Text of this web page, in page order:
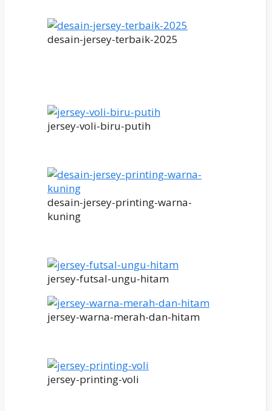
desain-jersey-terbaik-2025
jersey-voli-biru-putih
desain-jersey-printing-warna-
kuning
jersey-futsal-ungu-hitam
jersey-warna-merah-dan-hitam
jersey-printing-voli